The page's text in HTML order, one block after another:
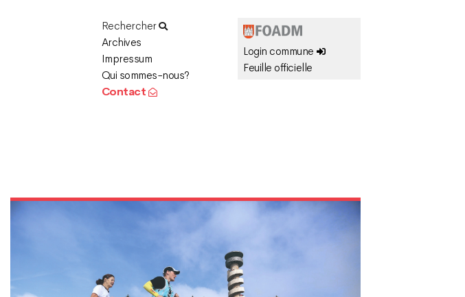
Rechercher
Archives
Impressum
Qui sommes-nous?
Contact
Login commune
Feuille officielle